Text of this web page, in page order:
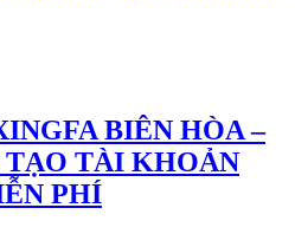
BIÊN HÒA –
TẠO TÀI KHOẢN
PHÍ